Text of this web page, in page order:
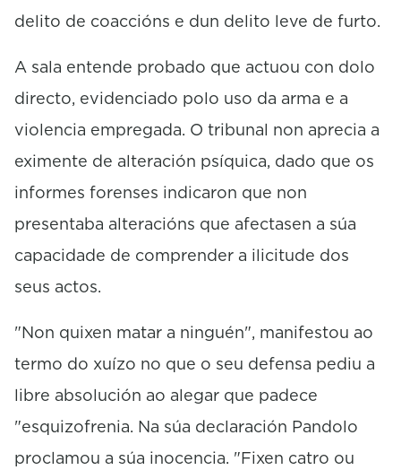
delito de coaccións e dun delito leve de furto.
A sala entende probado que actuou con dolo
directo, evidenciado polo uso da arma e a
violencia empregada. O tribunal non aprecia a
eximente de alteración psíquica, dado que os
informes forenses indicaron que non
presentaba alteracións que afectasen a súa
capacidade de comprender a ilicitude dos
seus actos.
"Non quixen matar a ninguén", manifestou ao
termo do xuízo no que o seu defensa pediu a
libre absolución ao alegar que padece
"esquizofrenia. Na súa declaración Pandolo
proclamou a súa inocencia. "Fixen catro ou